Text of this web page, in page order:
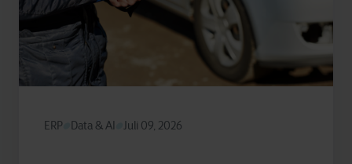
ERP Data & AI Juli 09, 2026